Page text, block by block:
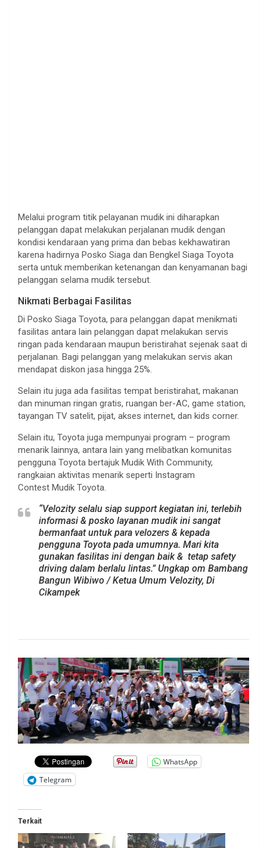
Melalui program titik pelayanan mudik ini diharapkan
pelanggan dapat melakukan perjalanan mudik dengan
kondisi kendaraan yang prima dan bebas kekhawatiran
karena hadirnya Posko Siaga dan Bengkel Siaga Toyota
serta untuk memberikan ketenangan dan kenyamanan bagi
pelanggan selama mudik tersebut.
Nikmati Berbagai Fasilitas
Di Posko Siaga Toyota, para pelanggan dapat menikmati
fasilitas antara lain pelanggan dapat melakukan servis
ringan pada kendaraan maupun beristirahat sejenak saat di
perjalanan. Bagi pelanggan yang melakukan servis akan
mendapat diskon jasa hingga 25%.
Selain itu juga ada fasilitas tempat beristirahat, makanan
dan minuman ringan gratis, ruangan ber-AC, game station,
tayangan TV satelit, pijat, akses internet, dan kids corner.
Selain itu, Toyota juga mempunyai program – program
menarik lainnya, antara lain yang melibatkan komunitas
pengguna Toyota bertajuk Mudik With Community,
rangkaian aktivitas menarik seperti Instagram
Contest Mudik Toyota.
“Velozity selalu siap support kegiatan ini, terlebih
informasi & posko layanan mudik ini sangat
bermanfaat untuk para velozers & kepada
pengguna Toyota pada umumnya. Mari kita
gunakan fasilitas ini dengan baik & tetap safety
driving dalam berlalu lintas.” Ungkap om Bambang
Bangun Wibiwo / Ketua Umum Velozity, Di
Cikampek
WhatsApp
Telegram
Terkait